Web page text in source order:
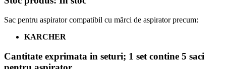
Sac pentru aspirator compatibil cu mărci de aspirator precum:
KARCHER
Cantitate exprimata in seturi; 1 set contine 5 saci